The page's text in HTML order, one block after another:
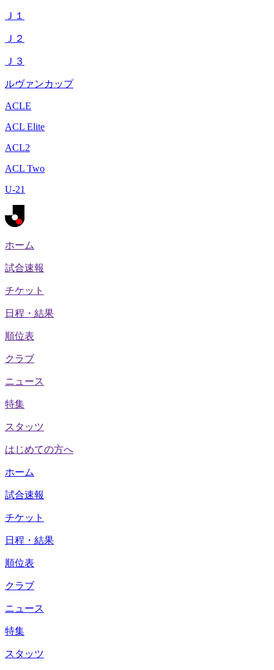
Ｊ１
Ｊ２
Ｊ３
ルヴァンカップ
ACLE
ACL Elite
ACL2
ACL Two
U-21
ホーム
試合速報
チケット
日程・結果
順位表
クラブ
ニュース
特集
スタッツ
はじめての方へ
ホーム
試合速報
チケット
日程・結果
順位表
クラブ
ニュース
特集
スタッツ